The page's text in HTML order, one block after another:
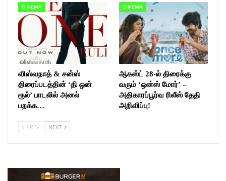
CINEMA
விஸ்வநாத் & சன்ஸ்
திரைப்படத்தின் ‘தி ஒன்
ரூல்’ பாடலில் அனல்
பறக்க…
CINEMA
ஆகஸ்ட் 28-ல் திரைக்கு
வரும் ‘ஒன்ஸ் மோர்’ –
அதிகாரப்பூர்வ ரிலீஸ் தேதி
அறிவிப்பு!
PREV NEXT